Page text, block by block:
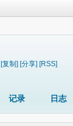
[复制] [分享] [RSS]
记录 日志